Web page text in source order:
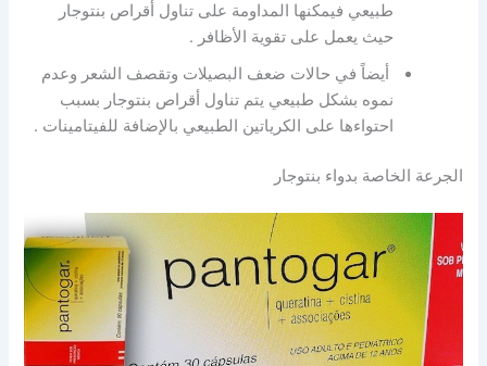
طبيعي فيمكنها المداومة على تناول أقراص بنتوجار
حيث يعمل على تقوية الأظافر .
أيضاً في حالات ضعف البصيلات وتقصف الشعر وعدم
نموه بشكل طبيعي يتم تناول أقراص بنتوجار بسبب
احتواءها على الكرياتين الطبيعي بالإضافة للفيتامينات .
الجرعة الخاصة بدواء بنتوجار